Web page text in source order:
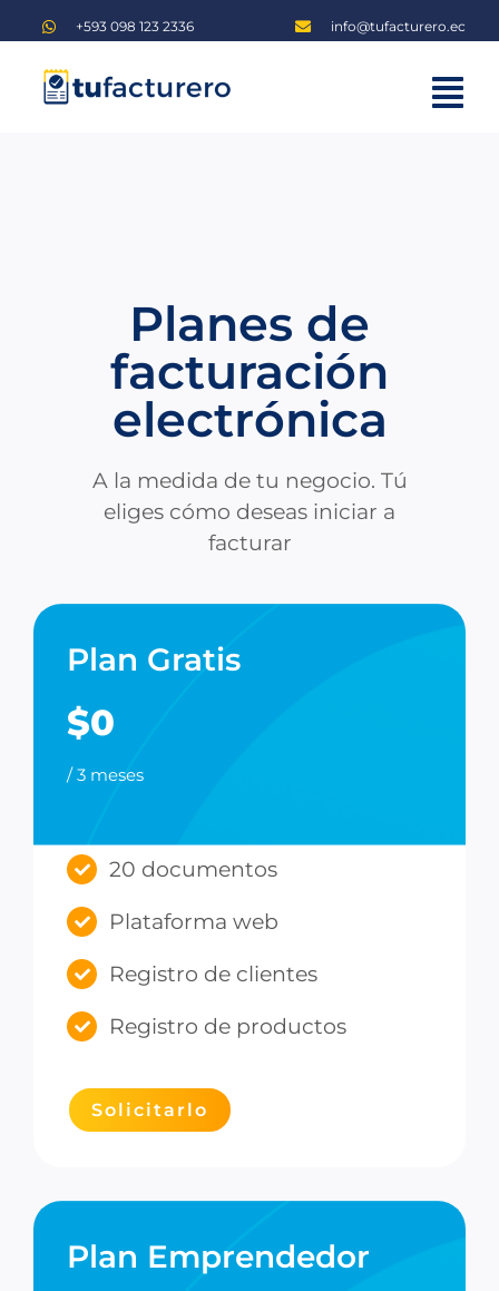
al
contenido
+593 098 123 2336 info@tufacturero.ec
Planes de
facturación
electrónica
A la medida de tu negocio. Tú
eliges cómo deseas iniciar a
facturar
Plan Gratis
$0
/ 3 meses
20 documentos
Plataforma web
Registro de clientes
Registro de productos
Solicitarlo
Plan Emprendedor